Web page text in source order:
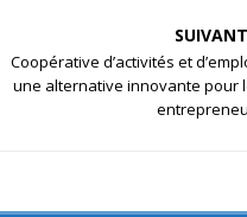
SUIVANT
Coopérative d’activités et
une alternative innovante pour